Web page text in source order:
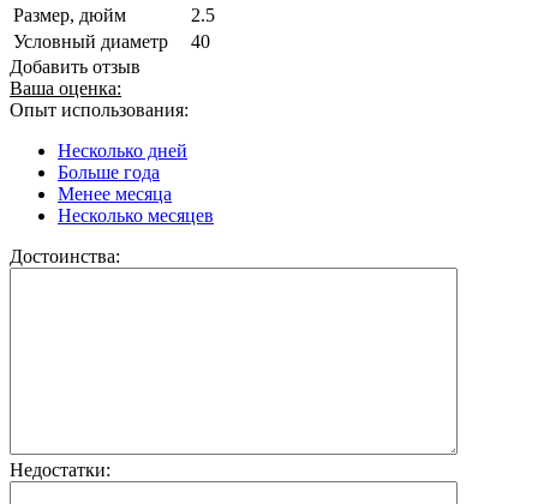
Размер, дюйм
2.5
Условный диаметр
40
Добавить отзыв
Ваша оценка:
Опыт использования:
Несколько дней
Больше года
Менее месяца
Несколько месяцев
Достоинства:
Недостатки: